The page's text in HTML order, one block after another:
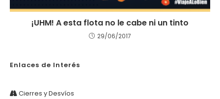
¡UHM! A esta flota no le cabe ni un tinto
29/06/2017
Enlaces de Interés
Cierres y Desvíos